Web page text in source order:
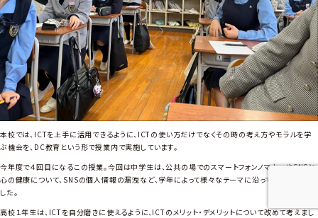
学
予
選
優
勝
本校では、ICTを上手に活用できるように、ICTの使い方だけでなくその時の考え方やモラルを学
ぶ機会を、DC教育という形で授業内で実施しています。
今年度で４回目になるこの授業。今回は中学生は、公共の場でのスマートフォンノマナーやSNSと
心の健康について、SNSの個人情報の漏洩など、学年によって様々なテーマに沿って考えていきま
した。
高校１年生は、ICTを自分磨きに使えるように、ICTのメリット・デメリットについて改めて考えまし